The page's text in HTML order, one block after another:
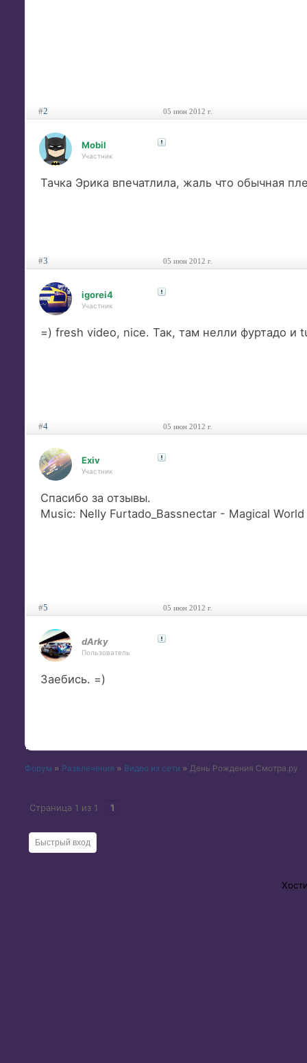
#2 05 июн 2012 г.
Mobil
Участник
Тачка Эрика впечатлила, жаль что обычная
#3 05 июн 2012 г.
igorei4
Участник
=) fresh video, nice. Так, там нелли фуртадо и
#4 05 июн 2012 г.
Exiv
Участник
Спасибо за отзывы.
Music: Nelly Furtado_Bassnectar - Magical World
#5 05 июн 2012 г.
dArky
Пользователь
Заебись. =)
Форум » Развлечения » Видео из сети » День Рождения Смотра.ру
Страница 1 из 1 1